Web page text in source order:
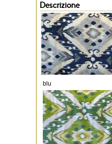
Descrizione
blu